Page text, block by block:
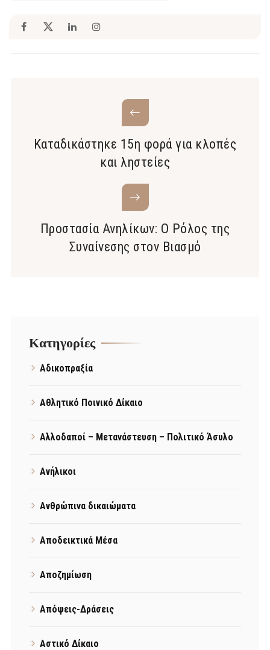
Καταδικάστηκε 15η φορά για κλοπές
και ληστείες
Προστασία Ανηλίκων: Ο Ρόλος της
Συναίνεσης στον Βιασμό
Kατηγορίες
Αδικοπραξία
Αθλητικό Ποινικό Δίκαιο
Αλλοδαποί – Μετανάστευση – Πολιτικό Άσυλο
Ανήλικοι
Ανθρώπινα δικαιώματα
Αποδεικτικά Μέσα
Αποζημίωση
Απόψεις-Δράσεις
Αστικό Δίκαιο